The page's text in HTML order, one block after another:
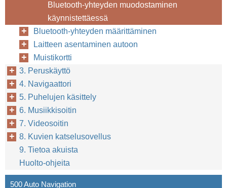
Bluetooth-yhteyden muodostaminen
käynnistettäessä
Bluetooth-yhteyden määrittäminen
Laitteen asentaminen autoon
Muistikortti
3. Peruskäyttö
4. Navigaattori
5. Puhelujen käsittely
6. Musiikkisoitin
7. Videosoitin
8. Kuvien katselusovellus
9. Tietoa akuista
Huolto-ohjeita
500 Auto Navigation